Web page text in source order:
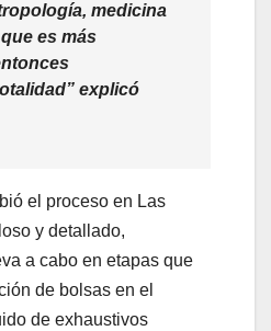
medicina
es más
explicó
el proceso en Las
y detallado,
a cabo en etapas que
de bolsas en el
de exhaustivos